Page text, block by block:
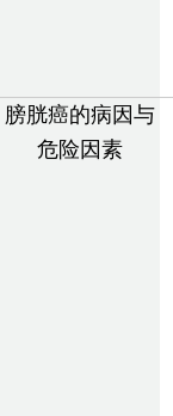
膀胱癌的病因与
危险因素